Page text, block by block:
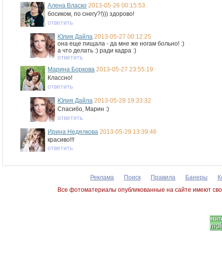
Алена Власко 2013-05-26 00:15:53
босиком, по снегу?!))) здорово!
ответить
Юлия Дайла 2013-05-27 00:12:25
она еще пищала - да мне же ногам больно! :)
а что делать :) ради кадра :)
ответить
Марина Боркова 2013-05-27 23:55:19
Классно!
ответить
Юлия Дайла 2013-05-28 19:33:32
Спасибо, Марин :)
ответить
Ирина Недялкова 2013-05-29 13:39:46
красиво!!!
ответить
Реклама Поиск Правила Банеры
Все фотоматериалы опубликованные на сайте имеют